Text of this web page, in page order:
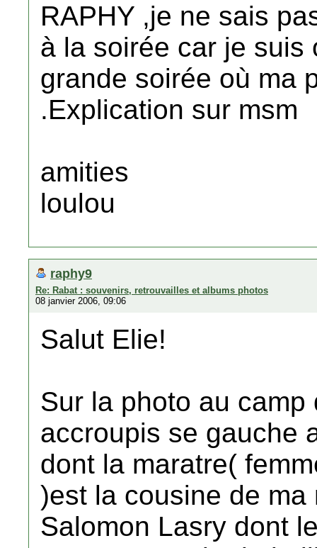
RAPHY ,je ne sais
à la soirée car je suis
grande soirée où ma
.Explication sur msm
amities
loulou
raphy9
Re: Rabat : souvenirs, retrouvailles et albums photos
08 janvier 2006, 09:06
Salut Elie!
Sur la photo au
accroupis se gauche
dont la maratre(
)est la cousine de
Salomon Lasry dont